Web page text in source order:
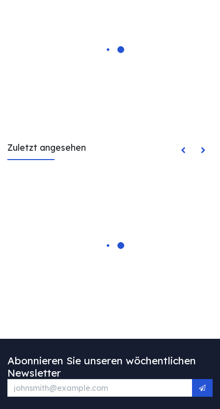
Zuletzt angesehen
Abonnieren Sie unseren wöchentlichen
Newsletter